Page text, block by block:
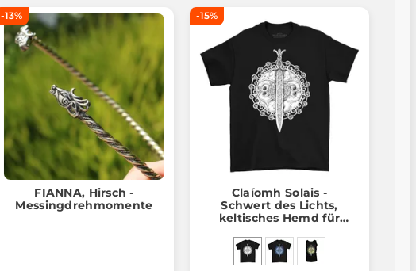
-13%
FIANNA, Hirsch -
Messingdrehmomente
-15%
Claíomh Solais -
Schwert des Lichts,
keltisches Hemd für